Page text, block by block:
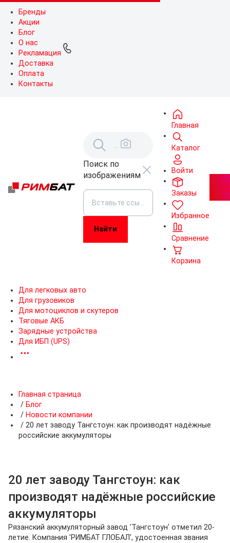
Бренды
Акции
Блог
О нас
Рекламация
Доставка
Оплата
Контакты
Поиск по
изображениям
Главная
Каталог
Войти
Заказы
Избранное
Сравнение
Корзина
Для легковых авто
Для грузовиков
Для мотоциклов и скутеров
Тяговые АКБ
Зарядные устройства
Для ИБП (UPS)
Главная страница
/ Блог
/ Новости компании
/ 20 лет заводу Тангстоун: как производят надёжные
российские аккумуляторы
20 лет заводу Тангстоун: как
производят надёжные российские
аккумуляторы
Рязанский аккумуляторный завод 'Тангстоун' отметил 20-
летие. Компания 'РИМБАТ ГЛОБАЛ', удостоенная звания